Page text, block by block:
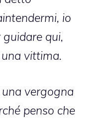
io
qui,
vittima.
vergogna
penso che